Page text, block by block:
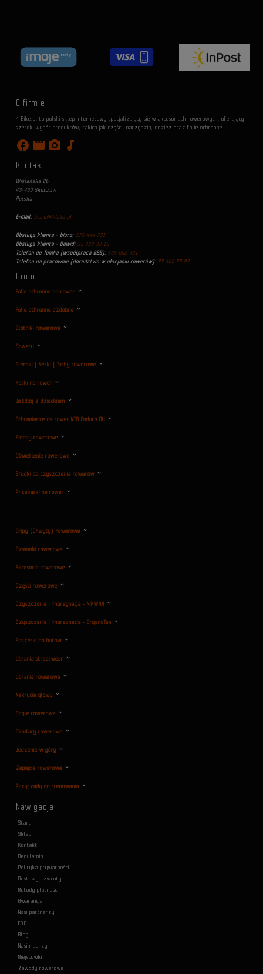
O firmie
4-Bike.pl to polski sklep internetowy specjalizujący się w akcesoriach rowerowych, oferujący
szeroki wybór produktów, takich jak części, narzędzia, odzież oraz folie ochronne.
facebook movie photo_camera music_note
Kontakt
Wiślańska 26
43-430 Skoczów
Polska
E-mail: biuro@4-bike.pl
Obsługa klienta - biuro: 575 444 731
Obsługa klienta - Dawid: 33 300 33 15
Telefon do Tomka (współpraca B2B): 505 002 401
Telefon na pracownie (doradztwo w oklejaniu rowerów): 33 300 33 97
Grupy
Folie ochronne na rower
Folie ochronne ozdobne
Błotniki rowerowe
Rowery
Plecaki | Nerki | Torby rowerowe
Kaski na rower
Jeździj z dzieckiem
Ochraniacze na rower MTB Enduro DH
Bidony rowerowe
Oświetlenie rowerowe
Środki do czyszczenia rowerów
Przekąski na rower
Gripy (Chwyty) rowerowe
Dzwonki rowerowe
Akcesoria rowerowe
Części rowerowe
Czyszczenie i impregnacja - NIKWAX
Czyszczenie i impregnacja - OrganoTex
Saszetki do butów
Ubrania streetwear
Ubrania rowerowe
Nakrycia głowy
Gogle rowerowe
Oklulary rowerowe
Jedzenie w góry
Zapięcia rowerowe
Przyrządy do trenowania
Nawigacja
Start
Sklep
Kontakt
Regulamin
Polityka prywatności
Dostawy i zwroty
Metody płatności
Gwarancja
Nasi partnerzy
F&Q
Blog
Nasi riderzy
Miejscówki
Zawody rowerowe